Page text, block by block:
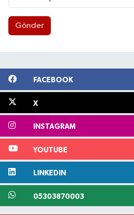
Gönder
FACEBOOK
X
INSTAGRAM
YOUTUBE
LINKEDIN
05303870003